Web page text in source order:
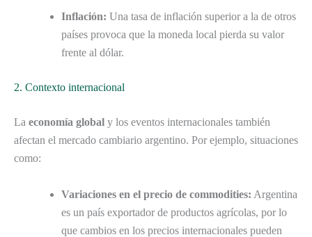
Inflación: Una tasa de inflación superior a la de otros
países provoca que la moneda local pierda su valor
frente al dólar.
2. Contexto internacional
La economía global y los eventos internacionales también
afectan el mercado cambiario argentino. Por ejemplo, situaciones
como:
Variaciones en el precio de commodities: Argentina
es un país exportador de productos agrícolas, por lo
que cambios en los precios internacionales pueden